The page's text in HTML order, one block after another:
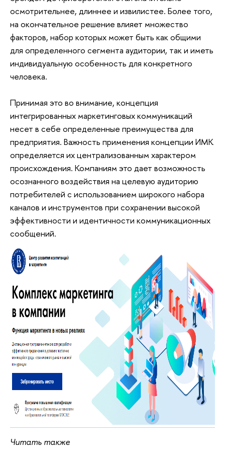
осмотрительнее, длиннее и извилистее. Более того,
на окончательное решение влияет множество
факторов, набор которых может быть как общими
для определенного сегмента аудитории, так и иметь
индивидуальную особенность для конкретного
человека.
Принимая это во внимание, концепция
интегрированных маркетинговых коммуникаций
несет в себе определенные преимущества для
предприятия. Важность применения концепции ИМК
определяется их централизованным характером
происхождения. Компаниям это дает возможность
осознанного воздействия на целевую аудиторию
потребителей с использованием широкого набора
каналов и инструментов при сохранении высокой
эффективности и идентичности коммуникационных
сообщений.
Читать также